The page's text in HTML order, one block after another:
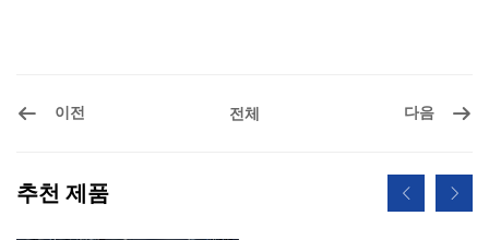
이전 전체 다음
추천 제품